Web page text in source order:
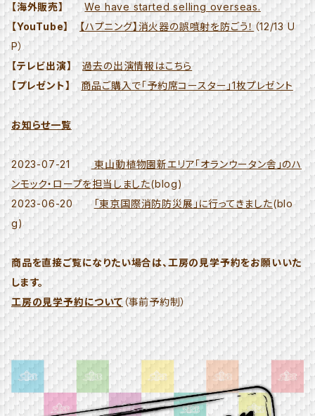
【海外販売】
We have started selling overseas.
【YouTube】 【ハプニング】消火器の誤噴射を防ごう！ （12/13 U
P）
【テレビ出演】過去の出演情報はこちら
【プレゼント】 商品ご購入で「予約席コースター」1枚プレゼント
お知らせ一覧
2023-07-21 東山動植物園新エリア「オランウータン舎」のハ
ンモック・ロープを担当しました(blog)
2023-06-20 「東京国際消防防災展」に行ってきました(blo
g)
商品を直接ご覧になりたい場合は、工房の見学予約をお願いいた
します。
工房の見学予約について （事前予約制）